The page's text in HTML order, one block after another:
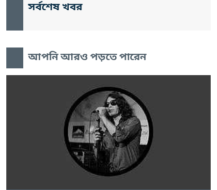
সর্বশেষ খবর
আপনি আরও পড়তে পারেন